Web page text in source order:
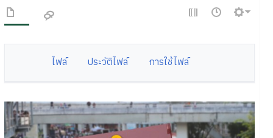
ไฟล์ ประวัติไฟล์ การใช้ไฟล์